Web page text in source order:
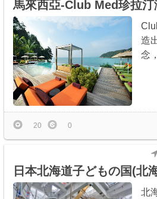
馬來西亞-Club Med珍拉汀
造
念
20 0
日本北海道子どもの国(北
北